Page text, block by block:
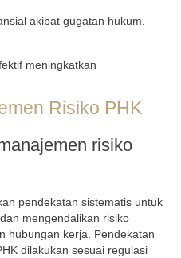
akibat gugatan hukum.
meningkatkan
Risiko PHK
risiko
pendekatan sistematis untuk
mengendalikan risiko
hubungan kerja. Pendekatan
dilakukan sesuai regulasi